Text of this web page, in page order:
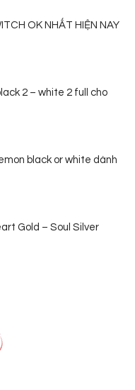
OK NHẤT HIỆN NAY
2 – white 2 full cho
black or white dành
Gold – Soul Silver